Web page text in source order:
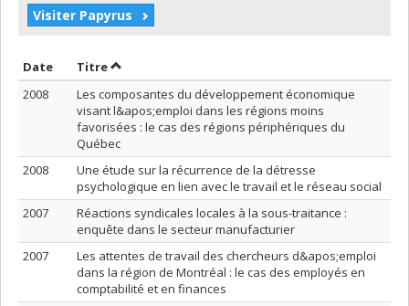
Visiter Papyrus
Date Trier par date en ordre croissant
TitreTrier par titre en ordre croissant
2008
Les composantes du développement économique
visant l&apos;emploi dans les régions moins
favorisées : le cas des régions périphériques du
Québec
2008
Une étude sur la récurrence de la détresse
psychologique en lien avec le travail et le réseau social
2007
Réactions syndicales locales à la sous-traitance :
enquête dans le secteur manufacturier
2007
Les attentes de travail des chercheurs d&apos;emploi
dans la région de Montréal : le cas des employés en
comptabilité et en finances